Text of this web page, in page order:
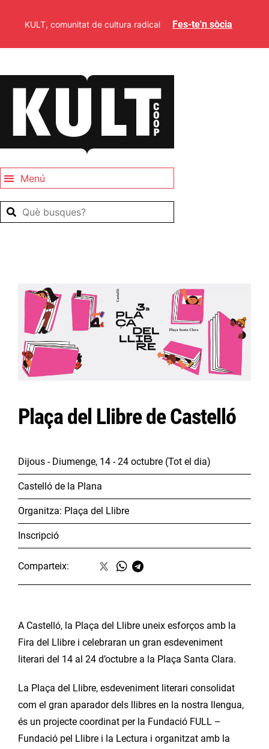
KULT, comunitat de cultura radical Fes-te'n sòcia
Plaça del Llibre de Castelló
Dijous - Diumenge, 14 - 24 octubre (Tot el dia)
Castelló de la Plana
Organitza: Plaça del Llibre
Inscripció
Comparteix:
A Castelló, la Plaça del Llibre uneix esforços amb la
Fira del Llibre i celebraran un gran esdeveniment
literari del 14 al 24 d’octubre a la Plaça Santa Clara.
La Plaça del Llibre, esdeveniment literari consolidat
com el gran aparador dels llibres en la nostra llengua,
és un projecte coordinat per la Fundació FULL –
Fundació pel Llibre i la Lectura i organitzat amb la